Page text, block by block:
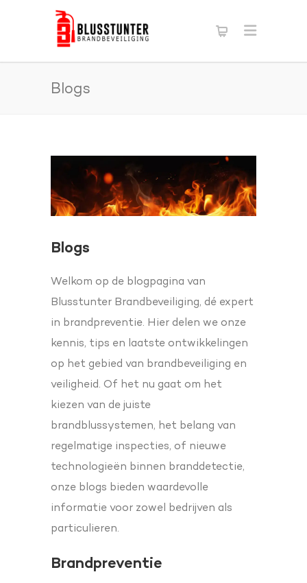
Blogs
Blogs
Welkom op de blogpagina van
Blusstunter Brandbeveiliging, dé expert
in brandpreventie. Hier delen we onze
kennis, tips en laatste ontwikkelingen
op het gebied van brandbeveiliging en
veiligheid. Of het nu gaat om het
kiezen van de juiste
brandblussystemen, het belang van
regelmatige inspecties, of nieuwe
technologieën binnen branddetectie,
onze blogs bieden waardevolle
informatie voor zowel bedrijven als
particulieren.
Brandpreventie